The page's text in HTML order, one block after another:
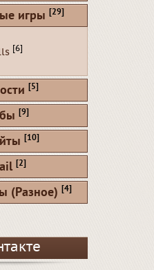
игры [29]
[6]
[5]
[9]
[10]
[2]
(Разное) [4]